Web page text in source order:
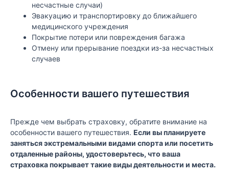
несчастные случаи)
Эвакуацию и транспортировку до ближайшего
медицинского учреждения
Покрытие потери или повреждения багажа
Отмену или прерывание поездки из-за несчастных
случаев
Особенности вашего путешествия
Прежде чем выбрать страховку, обратите внимание на
особенности вашего путешествия. Если вы планируете
заняться экстремальными видами спорта или посетить
отдаленные районы, удостоверьтесь, что ваша
страховка покрывает такие виды деятельности и места.